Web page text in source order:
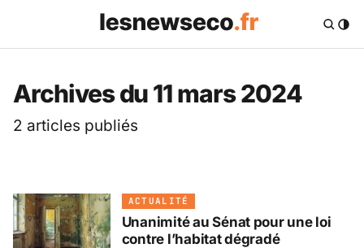
Les News Eco .fr —
Archives du 11 mars 2024
2 articles publiés
ACTUALITÉ
Unanimité au Sénat pour une loi
contre l’habitat dégradé